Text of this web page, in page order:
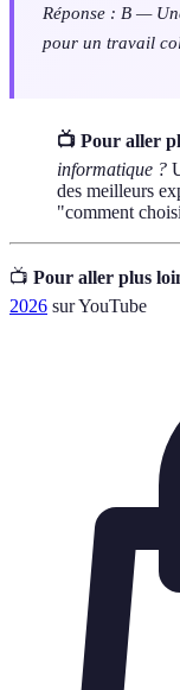
Réponse : B —
pour un travail
📺 Pour aller
informatique ?
des meilleurs
"comment
📺 Pour aller plus
2026 sur YouTube